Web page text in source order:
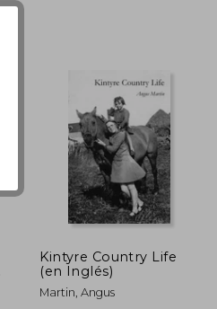
$ 93.39
$ 56.03
45%
dcto.
Kintyre Country Life
(en Inglés)
Martin, Angus